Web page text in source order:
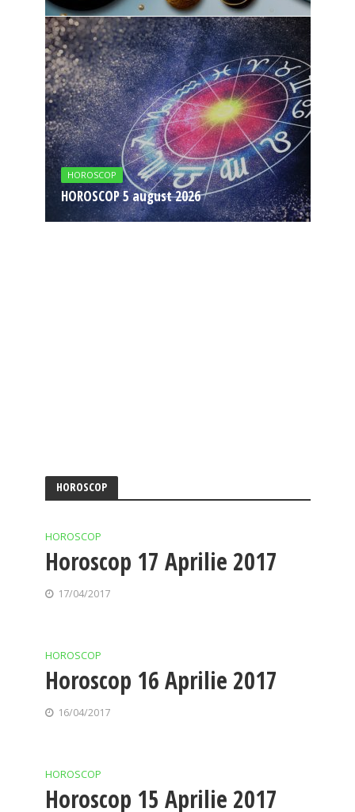
HOROSCOP
HOROSCOP 5 august 2026
HOROSCOP
HOROSCOP
Horoscop 17 Aprilie 2017
17/04/2017
HOROSCOP
Horoscop 16 Aprilie 2017
16/04/2017
HOROSCOP
Horoscop 15 Aprilie 2017